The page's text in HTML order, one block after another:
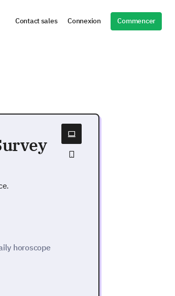
Contact sales Connexion Commencer
horoscope